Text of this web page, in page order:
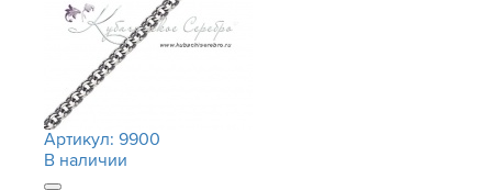
Артикул: 9900
В наличии